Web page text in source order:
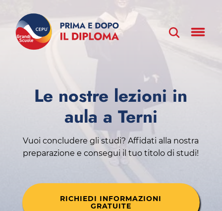
Le nostre lezioni in
aula a Terni
Vuoi concludere gli studi? Affidati alla nostra
preparazione e consegui il tuo titolo di studi!
RICHIEDI INFORMAZIONI
GRATUITE